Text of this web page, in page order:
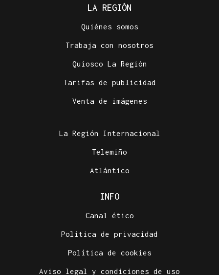
LA REGIÓN
Quiénes somos
Trabaja con nosotros
Quiosco La Región
Tarifas de publicidad
Venta de imágenes
La Región Internacional
Telemiño
Atlántico
INFO
Canal ético
Política de privacidad
Política de cookies
Aviso legal y condiciones de uso